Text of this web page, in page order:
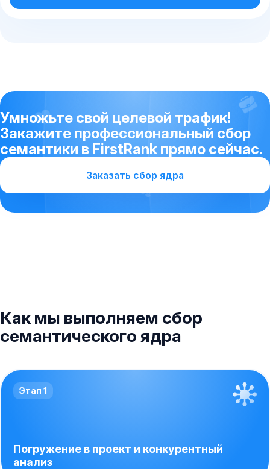
Умножьте свой целевой трафик!
Закажите профессиональный сбор
семантики в FirstRank прямо сейчас.
Заказать сбор ядра
Как мы выполняем сбор
семантического ядра
Этап 1
Погружение в проект и конкурентный
анализ